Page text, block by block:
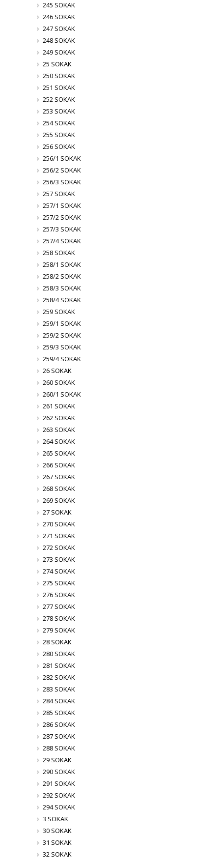
245 SOKAK
246 SOKAK
247 SOKAK
248 SOKAK
249 SOKAK
25 SOKAK
250 SOKAK
251 SOKAK
252 SOKAK
253 SOKAK
254 SOKAK
255 SOKAK
256 SOKAK
256/1 SOKAK
256/2 SOKAK
256/3 SOKAK
257 SOKAK
257/1 SOKAK
257/2 SOKAK
257/3 SOKAK
257/4 SOKAK
258 SOKAK
258/1 SOKAK
258/2 SOKAK
258/3 SOKAK
258/4 SOKAK
259 SOKAK
259/1 SOKAK
259/2 SOKAK
259/3 SOKAK
259/4 SOKAK
26 SOKAK
260 SOKAK
260/1 SOKAK
261 SOKAK
262 SOKAK
263 SOKAK
264 SOKAK
265 SOKAK
266 SOKAK
267 SOKAK
268 SOKAK
269 SOKAK
27 SOKAK
270 SOKAK
271 SOKAK
272 SOKAK
273 SOKAK
274 SOKAK
275 SOKAK
276 SOKAK
277 SOKAK
278 SOKAK
279 SOKAK
28 SOKAK
280 SOKAK
281 SOKAK
282 SOKAK
283 SOKAK
284 SOKAK
285 SOKAK
286 SOKAK
287 SOKAK
288 SOKAK
29 SOKAK
290 SOKAK
291 SOKAK
292 SOKAK
294 SOKAK
3 SOKAK
30 SOKAK
31 SOKAK
32 SOKAK